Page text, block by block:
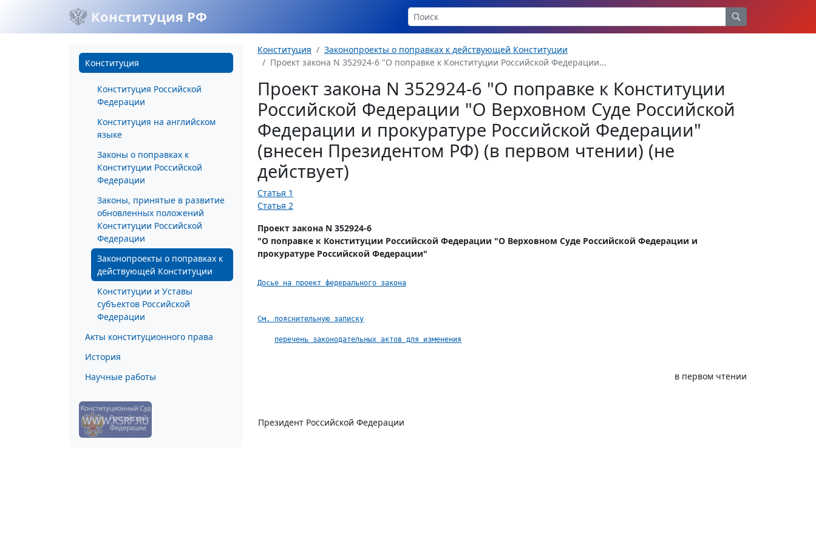
Конституция РФ
Конституция
Конституция Российской
Федерации
Конституция на английском
языке
Законы о поправках к
Конституции Российской
Федерации
Законы, принятые в развитие
обновленных положений
Конституции Российской
Федерации
Законопроекты о поправках к
действующей Конституции
Конституции и Уставы
субъектов Российской
Федерации
Акты конституционного права
История
Научные работы
Конституция
Законопроекты о поправках к действующей Конституции
Проект закона N 352924-6 "О поправке к Конституции Российской Федерации...
Проект закона N 352924-6 "О поправке к Конституции
Российской Федерации "О Верховном Суде Российской
Федерации и прокуратуре Российской Федерации"
(внесен Президентом РФ) (в первом чтении) (не
действует)
Статья 1
Статья 2
Проект закона N 352924-6
"О поправке к Конституции Российской Федерации "О Верховном Суде Российской Федерации и
прокуратуре Российской Федерации"
Досье на проект федерального закона
См. пояснительную записку
перечень законодательных актов для изменения
в первом чтении
Президент Российской Федерации